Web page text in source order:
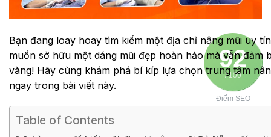
92
/ 100
Điểm SEO
Bạn đang loay hoay tìm kiếm một địa chỉ nâng mũi uy
muốn sở hữu một dáng mũi đẹp hoàn hảo mà vẫn đảm
vàng! Hãy cùng khám phá bí kíp lựa chọn trung tâm
ngay trong bài viết này.
Table of Contents